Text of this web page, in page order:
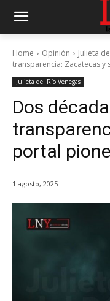
Home Opinión Julieta
transparencia: Zacatecas
Julieta del Río Venegas
Dos
portal
1 agosto, 2025